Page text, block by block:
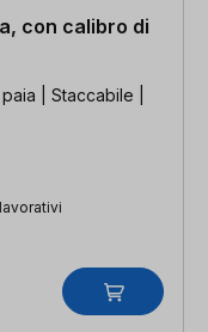
con calibro di
| Staccabile |